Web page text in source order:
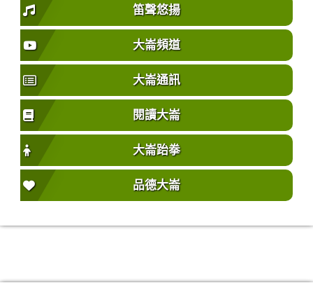
笛聲悠揚
大崙頻道
大崙通訊
閱讀大崙
大崙跆拳
品德大崙